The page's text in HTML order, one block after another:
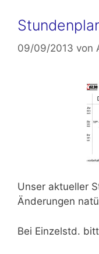
09/09/2013 von
Unser aktueller
Änderungen
Bei Einzelstd.